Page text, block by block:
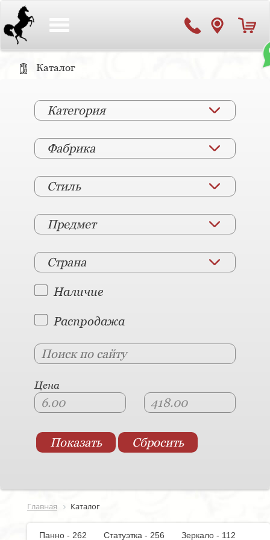
Каталог
Категория
Фабрика
Стиль
Предмет
Страна
Наличие
Распродажа
Цена
Главная Каталог
Панно - 262 Статуэтка - 256
Зеркало - 112